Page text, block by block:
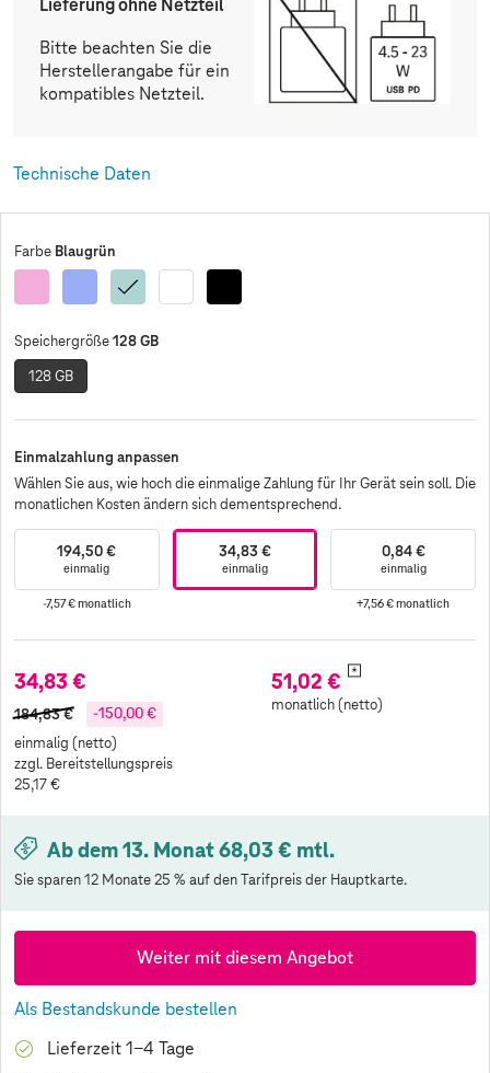
Lieferung ohne Netzteil
Bitte beachten Sie die
Herstellerangabe für ein
kompatibles Netzteil.
Technische Daten
Farbe Blaugrün
Pink UltramarinBlaugrünWeiß Schwarz
Speichergröße 128 GB
128 GB
Einmalzahlung anpassen
Wählen Sie aus, wie hoch die einmalige Zahlung für Ihr Gerät sein soll. Die
monatlichen Kosten ändern sich dementsprechend.
194,50 €
einmalig
-7,57 €monatlich
34,83 €
einmalig
0,84 €
einmalig
+7,56 €monatlich
34,83 €
184,83 €
-150,00 €
einmalig (netto)
zzgl. Bereitstellungspreis
25,17 €
51,02 € *
monatlich (netto)
Ab dem 13. Monat 68,03 € mtl.
Sie sparen 12 Monate 25 % auf den Tarifpreis der Hauptkarte.
Weiter mit diesem Angebot
Als Bestandskunde bestellen
Lieferzeit 1-4 Tage